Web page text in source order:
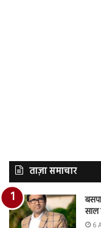
ताज़ा समाचार
साल